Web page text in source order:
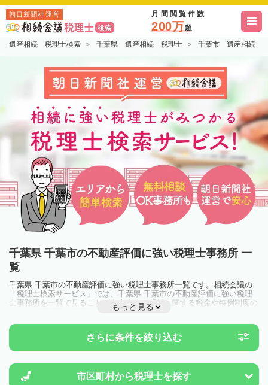
朝日新聞社運営 月間閲覧件数
200万超
遺産相続 税理士検索 千葉県 遺産相続 税理士 千葉市 遺産相続
千葉県 千葉市の不動産評価に強い税理士事務所 一
覧
千葉県 千葉市の不動産評価に強い税理士事務所一覧です。相続会議の
「税理士検索サービス」では、千葉県 千葉市の不動産評価に強い税理
士事務所を一覧で見ることが出来ます。相続に関する税金や特例制度の
ことは一度近隣の税理士に相談してみましょう。
もっと見る
さらに条件を絞り込む
市区町村から税理士を探す